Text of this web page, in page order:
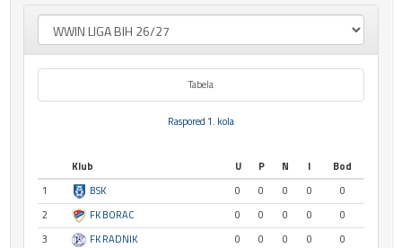
Tabela
Raspored 1. kola
Klub U P N I
Bod
1
BSK 0 0 0 0
0
2
FK BORAC 0 0 0 0
0
3
FK RADNIK 0 0 0 0
0